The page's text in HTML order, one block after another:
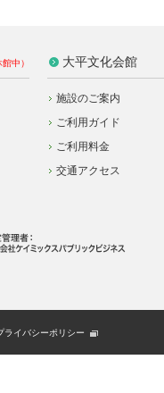
大平文化会館
施設のご案内
ご利用ガイド
ご利用料金
交通アクセス
ライバシーポリシー